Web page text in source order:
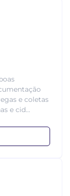
e coletas
e cid...